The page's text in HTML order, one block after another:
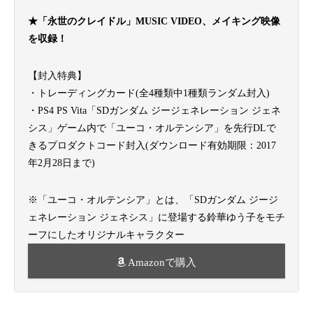
★「永世のクレイドル」MUSIC VIDEO、メイキング映像
を収録！
【封入特典】
・トレーディングカード(全4種類中1種類ランダム封入)
・PS4 PS Vita「SDガンダム ジージェネレーション ジェネ
シス」ゲーム内で「ユーコ・オルテンシア」を先行DLで
きるプロダクトコード封入(ダウンロード有効期限：2017
年2月28日まで)
※「ユーコ・オルテンシア」とは、「SDガンダム ジージ
ェネレーション ジェネシス」に登場する鈴華ゆう子をモチ
ーフにしたオリジナルキャラクター
Amazonで購入